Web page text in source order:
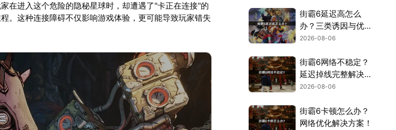
在进入这个危险的隐秘星球时，却遭遇了"卡正在连接"的
。这种连接障碍不仅影响游戏体验，更可能导致玩家错失
街霸6延迟高怎么
办？三类诱因与优化
解决方案！
2026-08-06
街霸6网络不稳定？
延迟掉线完整解决指
南！
2026-08-06
街霸6卡顿怎么办？
网络优化解决方案！